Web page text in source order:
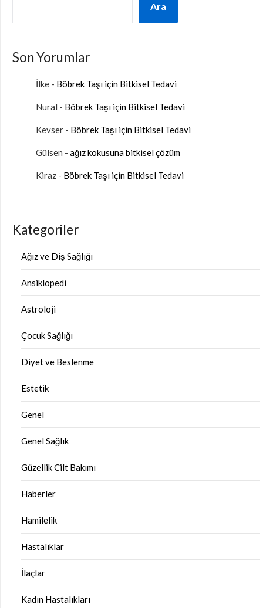
Ara
Son Yorumlar
İlke - Böbrek Taşı için Bitkisel Tedavi
Nural - Böbrek Taşı için Bitkisel Tedavi
Kevser - Böbrek Taşı için Bitkisel Tedavi
Gülsen - ağız kokusuna bitkisel çözüm
Kiraz - Böbrek Taşı için Bitkisel Tedavi
Kategoriler
Ağız ve Diş Sağlığı
Ansiklopedi
Astroloji
Çocuk Sağlığı
Diyet ve Beslenme
Estetik
Genel
Genel Sağlık
Güzellik Cilt Bakımı
Haberler
Hamilelik
Hastalıklar
İlaçlar
Kadın Hastalıkları